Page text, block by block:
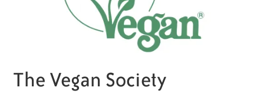
The Vegan Society